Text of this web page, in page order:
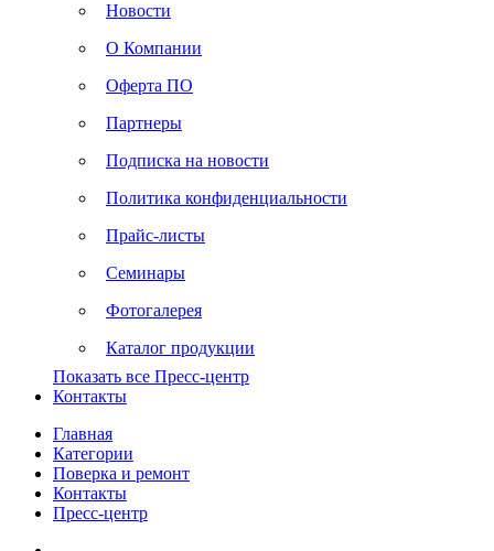
Новости
О Компании
Оферта ПО
Партнеры
Подписка на новости
Политика конфиденциальности
Прайс-листы
Семинары
Фотогалерея
Каталог продукции
Показать все Пресс-центр
Контакты
Главная
Категории
Поверка и ремонт
Контакты
Пресс-центр